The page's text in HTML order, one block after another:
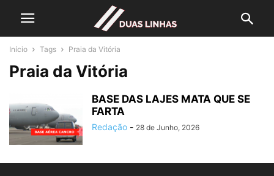
Início Tags Praia da Vitória
Praia da Vitória
BASE DAS LAJES MATA QUE SE
FARTA
Redação - 28 de Junho, 2026